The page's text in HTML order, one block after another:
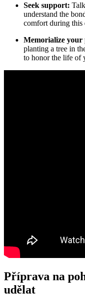
Seek support:
understand the
comfort during
Memorialize your
planting a tree in
to honor the life of
Příprava na
udělat